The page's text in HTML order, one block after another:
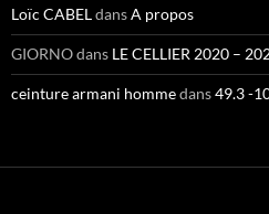
Loïc CABELdansA propos
GIORNOdans LE CELLIER 2020 –
ceinture armani hommedans49.3 -